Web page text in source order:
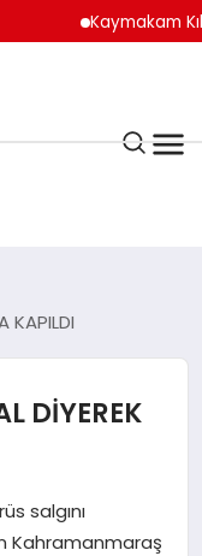
Kaymakam Kılıç’tan
KAPILDI
DİYEREK
salgını
Kahramanmaraş